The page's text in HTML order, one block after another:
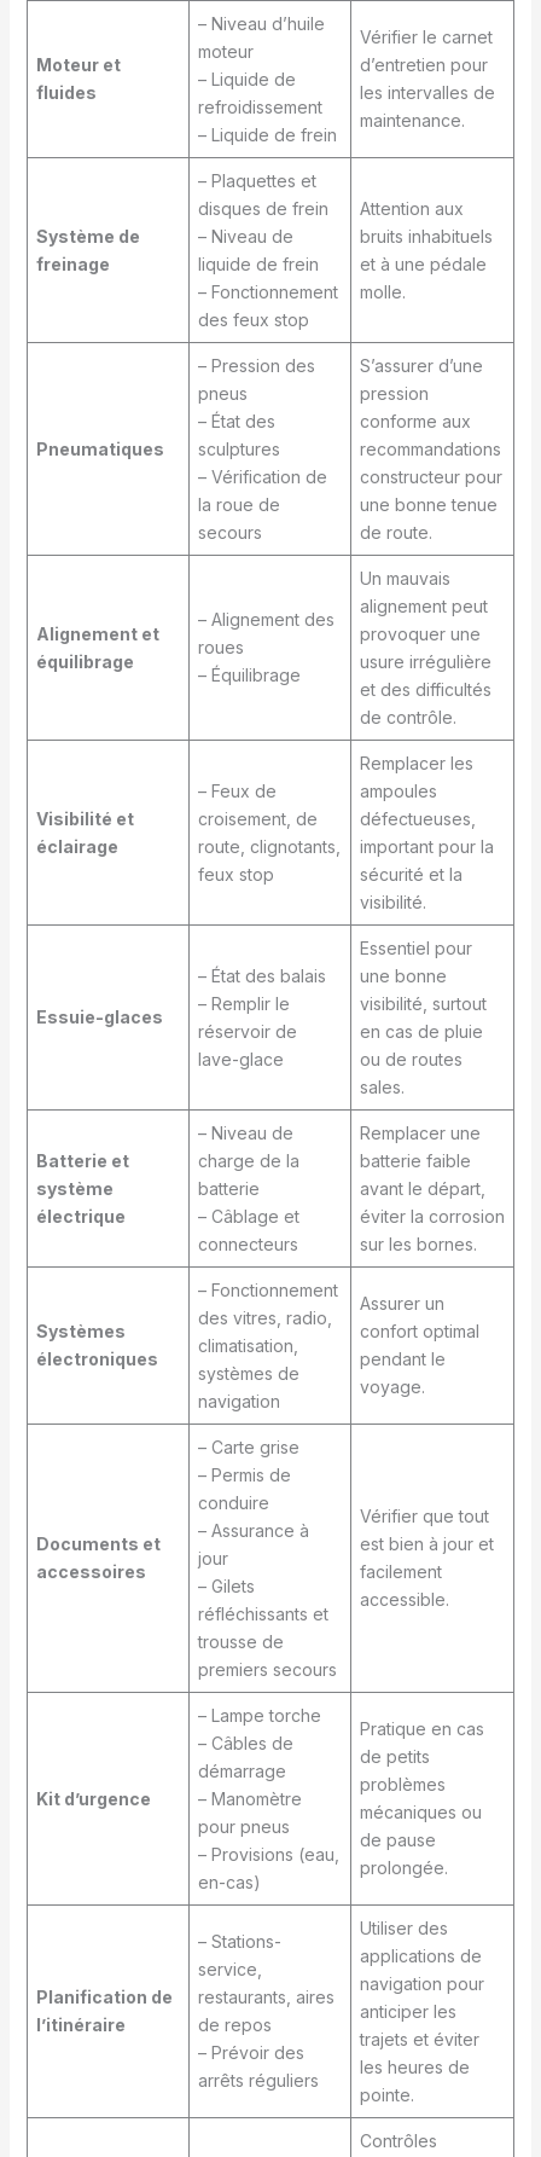
Moteur et
fluides
– Niveau d’huile
moteur
– Liquide de
refroidissement
– Liquide de frein
Vérifier le carnet
d’entretien pour
les intervalles de
maintenance.
Système de
freinage
– Plaquettes et
disques de frein
– Niveau de
liquide de frein
– Fonctionnement
des feux stop
Attention aux
bruits inhabituels
et à une pédale
molle.
Pneumatiques
– Pression des
pneus
– État des
sculptures
– Vérification de
la roue de
secours
S’assurer d’une
pression
conforme aux
recommandations
constructeur pour
une bonne tenue
de route.
Alignement et
équilibrage
– Alignement des
roues
– Équilibrage
Un mauvais
alignement peut
provoquer une
usure irrégulière
et des difficultés
de contrôle.
Visibilité et
éclairage
– Feux de
croisement, de
route, clignotants,
feux stop
Remplacer les
ampoules
défectueuses,
important pour la
sécurité et la
visibilité.
Essuie-glaces
– État des balais
– Remplir le
réservoir de
lave-glace
Essentiel pour
une bonne
visibilité, surtout
en cas de pluie
ou de routes
sales.
Batterie et
système
électrique
– Niveau de
charge de la
batterie
– Câblage et
connecteurs
Remplacer une
batterie faible
avant le départ,
éviter la corrosion
sur les bornes.
Systèmes
électroniques
– Fonctionnement
des vitres, radio,
climatisation,
systèmes de
navigation
Assurer un
confort optimal
pendant le
voyage.
Documents et
accessoires
– Carte grise
– Permis de
conduire
– Assurance à
jour
– Gilets
réfléchissants et
trousse de
premiers secours
Vérifier que tout
est bien à jour et
facilement
accessible.
Kit d’urgence
– Lampe torche
– Câbles de
démarrage
– Manomètre
pour pneus
– Provisions (eau,
en-cas)
Pratique en cas
de petits
problèmes
mécaniques ou
de pause
prolongée.
Planification de
l’itinéraire
– Stations-
service,
restaurants, aires
de repos
– Prévoir des
arrêts réguliers
Utiliser des
applications de
navigation pour
anticiper les
trajets et éviter
les heures de
pointe.
Contrôles